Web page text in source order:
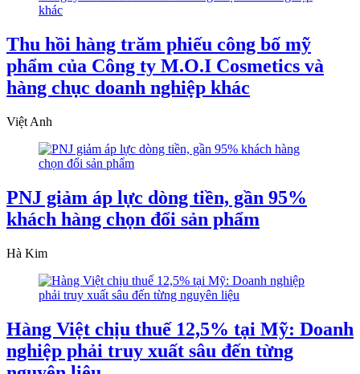
Thu hồi hàng trăm phiếu công bố mỹ
phẩm của Công ty M.O.I Cosmetics và
hàng chục doanh nghiệp khác
Việt Anh
PNJ giảm áp lực dòng tiền, gần 95%
khách hàng chọn đổi sản phẩm
Hà Kim
Hàng Việt chịu thuế 12,5% tại Mỹ: Doanh
nghiệp phải truy xuất sâu đến từng